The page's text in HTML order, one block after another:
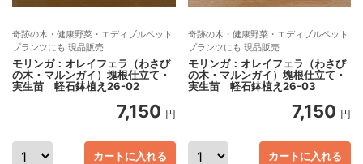
奇跡の木・健康野菜・エディブルペット
プランツにも 現品販売
モリンガ：オレイフェラ（わさび
の木・マルンガイ）塊根仕立て・
実生苗 軽石鉢植え26-02
7,150 円
カートに入れる
奇跡の木・健康野菜・エディブルペット
プランツにも 現品販売
モリンガ：オレイフェラ（わさび
の木・マルンガイ）塊根仕立て・
実生苗 軽石鉢植え26-03
7,150 円
カートに入れる